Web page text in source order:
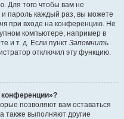
Для того чтобы вам не
и пароль каждый раз, вы можете
при входе на конференцию. Не
компьютере, например в
и т. д. Если пункт Запомнить
отключил эту функцию.
позволяют вам оставаться
также выполняют другие